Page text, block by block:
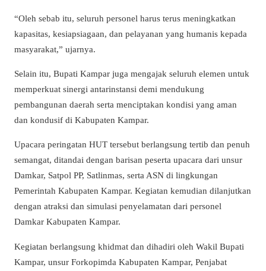
“Oleh sebab itu, seluruh personel harus terus meningkatkan
kapasitas, kesiapsiagaan, dan pelayanan yang humanis kepada
masyarakat,” ujarnya.
Selain itu, Bupati Kampar juga mengajak seluruh elemen untuk
memperkuat sinergi antarinstansi demi mendukung
pembangunan daerah serta menciptakan kondisi yang aman
dan kondusif di Kabupaten Kampar.
Upacara peringatan HUT tersebut berlangsung tertib dan penuh
semangat, ditandai dengan barisan peserta upacara dari unsur
Damkar, Satpol PP, Satlinmas, serta ASN di lingkungan
Pemerintah Kabupaten Kampar. Kegiatan kemudian dilanjutkan
dengan atraksi dan simulasi penyelamatan dari personel
Damkar Kabupaten Kampar.
Kegiatan berlangsung khidmat dan dihadiri oleh Wakil Bupati
Kampar, unsur Forkopimda Kabupaten Kampar, Penjabat